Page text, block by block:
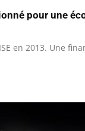
pour une
en 2013. Une